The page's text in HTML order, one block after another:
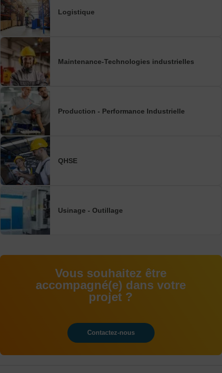
Logistique
Maintenance-Technologies industrielles
Production - Performance Industrielle
QHSE
Usinage - Outillage
Vous souhaitez être
accompagné(e) dans votre
projet ?
Contactez-nous